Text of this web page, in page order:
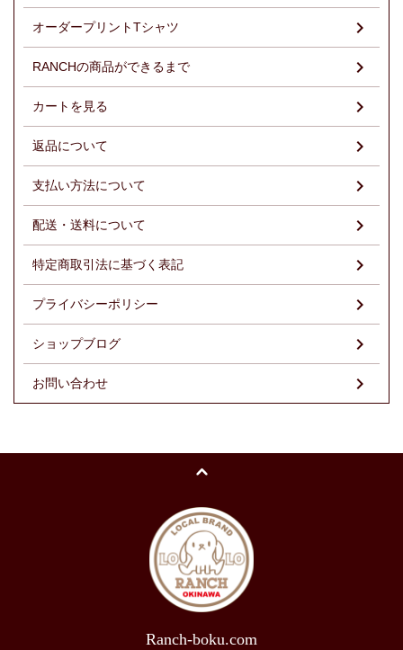
オーダープリントTシャツ
RANCHの商品ができるまで
カートを見る
返品について
支払い方法について
配送・送料について
特定商取引法に基づく表記
プライバシーポリシー
ショップブログ
お問い合わせ
Ranch-boku.com